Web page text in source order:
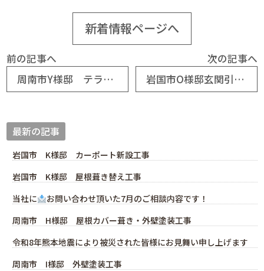
新着情報ページへ
前の記事へ
周南市Y様邸 テラス新設工事
次の記事へ
岩国市O様邸玄関引き戸交換工事
最新の記事
岩国市 K様邸 カーポート新設工事
岩国市 K様邸 屋根葺き替え工事
当社に
お問い合わせ頂いた7月のご相談内容です！
周南市 H様邸 屋根カバー葺き・外壁塗装工事
令和8年熊本地震により被災された皆様にお見舞い申し上げます
周南市 I様邸 外壁塗装工事